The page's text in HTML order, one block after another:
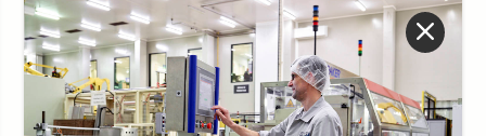
UNSER SORTIMENT